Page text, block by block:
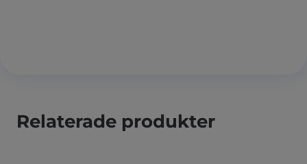
Relaterade produkter